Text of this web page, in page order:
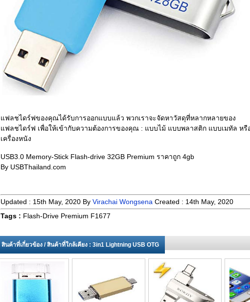
แฟลชไดร์ฟของคุณได้รับการออกแบบแล้ว พวกเราจะจัดหาวัสดุที่หลากหลายของ
แฟลชไดร์ฟ เพื่อให้เข้ากับความต้องการของคุณ : แบบไม้ แบบพลาสติก แบบเมทัล หรื
เครื่องหนัง
USB3.0 Memory-Stick Flash-drive 32GB Premium ราคาถูก 4gb
By USBThailand.com
Updated : 15th May, 2020 By Virachai Wongsena Created : 14th May, 2020
Tags : Flash-Drive Premium F1677
สินค้าที่เกี่ยวข้อง / สินค้าที่ใกล้เคียง : 3in1 Lightning USB OTG